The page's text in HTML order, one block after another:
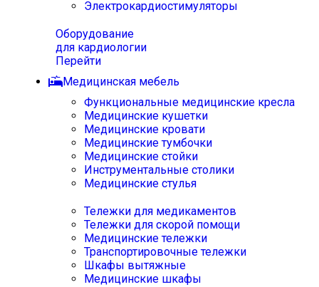
Электрокардиостимуляторы
Оборудование
для кардиологии
Перейти
Медицинская мебель
Функциональные медицинские кресла
Медицинские кушетки
Медицинские кровати
Медицинские тумбочки
Медицинские стойки
Инструментальные столики
Медицинские стулья
Тележки для медикаментов
Тележки для скорой помощи
Медицинские тележки
Транспортировочные тележки
Шкафы вытяжные
Медицинские шкафы